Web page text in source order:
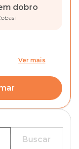
dobro
Ver mais
Buscar